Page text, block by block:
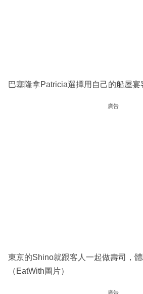
巴塞隆拿Patricia選擇用自己的船屋宴
廣告
東京的Shino就跟客人一起做壽司，體
（EatWith圖片）
廣告